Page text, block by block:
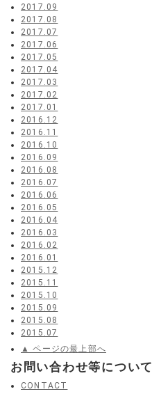
2017.09
2017.08
2017.07
2017.06
2017.05
2017.04
2017.03
2017.02
2017.01
2016.12
2016.11
2016.10
2016.09
2016.08
2016.07
2016.06
2016.05
2016.04
2016.03
2016.02
2016.01
2015.12
2015.11
2015.10
2015.09
2015.08
2015.07
▲ ページの最上部へ
お問い合わせ等について
CONTACT